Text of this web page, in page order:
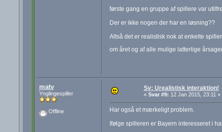
første gang en gruppe af spillere var
Der er ikke nogen der har en løsning??
Altså det er realistisk nok at enkelte
om året og af alle mulige latterlige
matv
Ynglingespiller
Offline
Sv: Urealistisk interaktion!
« Svar #9: 12 Jan 2015, 23:11 »
Har også et mærkeligt problem.
Ifølge spilleren er Bayern interesseret i